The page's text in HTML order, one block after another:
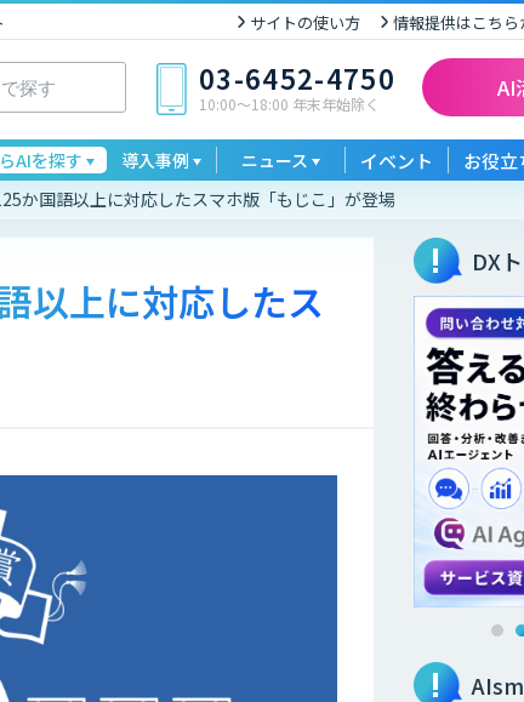
サイトの使い方 情報提供はこちら
03-6452-4750
10:00〜18:00 年末年始除く
AI
AIを探す 導入事例 ニュース イベント お役立
か国語以上に対応したスマホ版「もじこ」が登場
以上に対応したス
DX